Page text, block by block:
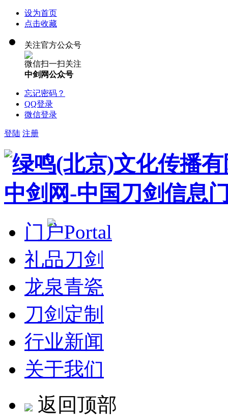
设为首页
点击收藏
关注官方公众号
微信扫一扫关注
中剑网公众号
忘记密码？
QQ登录
微信登录
登陆 注册
门户Portal
礼品刀剑
龙泉青瓷
刀剑定制
行业新闻
关于我们
返回顶部